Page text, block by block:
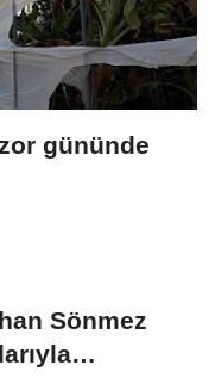
gününde
Sönmez